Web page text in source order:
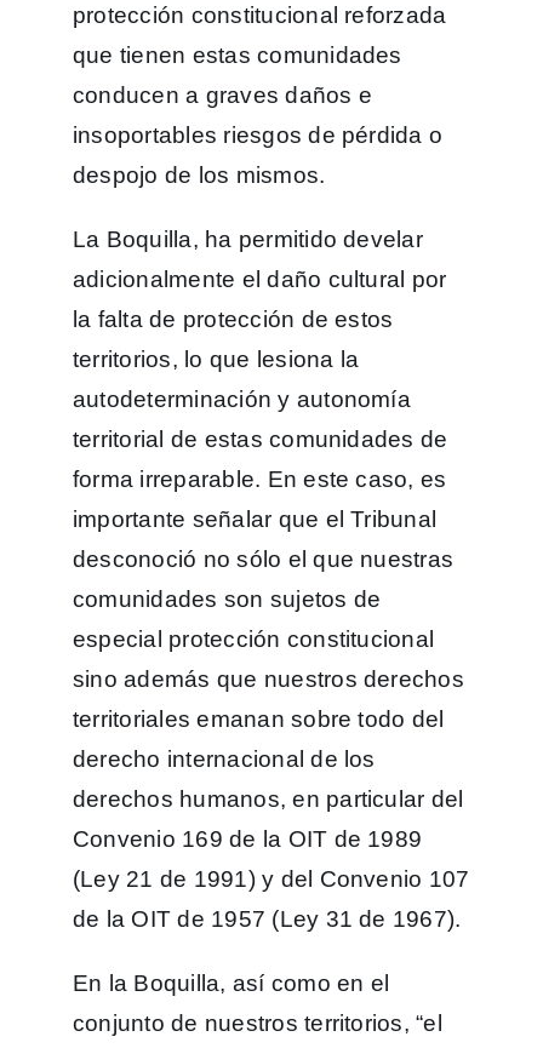
protección constitucional reforzada
que tienen estas comunidades
conducen a graves daños e
insoportables riesgos de pérdida o
despojo de los mismos.
La Boquilla, ha permitido develar
adicionalmente el daño cultural por
la falta de protección de estos
territorios, lo que lesiona la
autodeterminación y autonomía
territorial de estas comunidades de
forma irreparable. En este caso, es
importante señalar que el Tribunal
desconoció no sólo el que nuestras
comunidades son sujetos de
especial protección constitucional
sino además que nuestros derechos
territoriales emanan sobre todo del
derecho internacional de los
derechos humanos, en particular del
Convenio 169 de la OIT de 1989
(Ley 21 de 1991) y del Convenio 107
de la OIT de 1957 (Ley 31 de 1967).
En la Boquilla, así como en el
conjunto de nuestros territorios, “el